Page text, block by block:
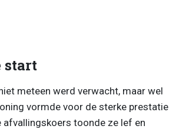
start
meteen werd verwacht, maar wel
vormde voor de sterke prestatie
afvallingskoers toonde ze lef en